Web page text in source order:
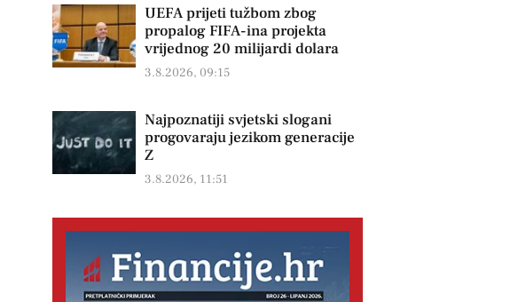
UEFA prijeti tužbom zbog
propalog FIFA-ina projekta
vrijednog 20 milijardi dolara
3.8.2026, 09:15
Najpoznatiji svjetski slogani
progovaraju jezikom generacije
Z
3.8.2026, 11:51